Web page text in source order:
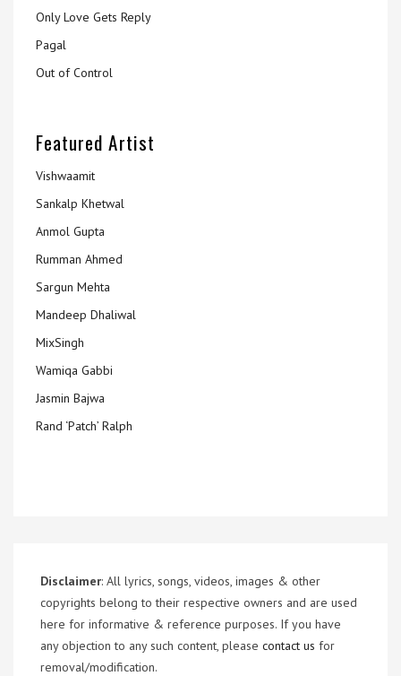
Only Love Gets Reply
Pagal
Out of Control
Featured Artist
Vishwaamit
Sankalp Khetwal
Anmol Gupta
Rumman Ahmed
Sargun Mehta
Mandeep Dhaliwal
MixSingh
Wamiqa Gabbi
Jasmin Bajwa
Rand ‘Patch’ Ralph
Disclaimer: All lyrics, songs, videos, images & other
copyrights belong to their respective owners and are used
here for informative & reference purposes. If you have
any objection to any such content, please contact us for
removal/modification.